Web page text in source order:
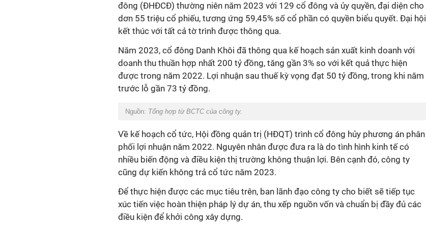
đông (ĐHĐCĐ) thường niên năm 2023 với 129 cổ đông và ủy quyền, đại diện cho
dơn 55 triệu cổ phiếu, tương ứng 59,45% số cổ phần có quyền biểu quyết. Đại hội
kết thúc với tất cả tờ trình được thông qua.
Năm 2023, cổ đông Danh Khôi đã thông qua kế hoạch sản xuất kinh doanh với
doanh thu thuần hợp nhất 200 tỷ đồng, tăng gần 3% so với kết quả thực hiện
được trong năm 2022. Lợi nhuận sau thuế kỳ vọng đạt 50 tỷ đồng, trong khi năm
trước lỗ gần 73 tỷ đồng.
Nguồn: Tổng hợp từ BCTC của công ty.
Về kế hoạch cổ tức, Hội đồng quản trị (HĐQT) trình cổ đông hủy phương án phân
phối lợi nhuận năm 2022. Nguyên nhân được đưa ra là do tình hình kinh tế có
nhiều biến động và điều kiện thị trường không thuận lợi. Bên cạnh đó, công ty
cũng dự kiến không trả cổ tức năm 2023.
Để thực hiện được các mục tiêu trên, ban lãnh đạo công ty cho biết sẽ tiếp tục
xúc tiến việc hoàn thiện pháp lý dự án, thu xếp nguồn vốn và chuẩn bị đầy đủ các
điều kiện để khởi công xây dựng.